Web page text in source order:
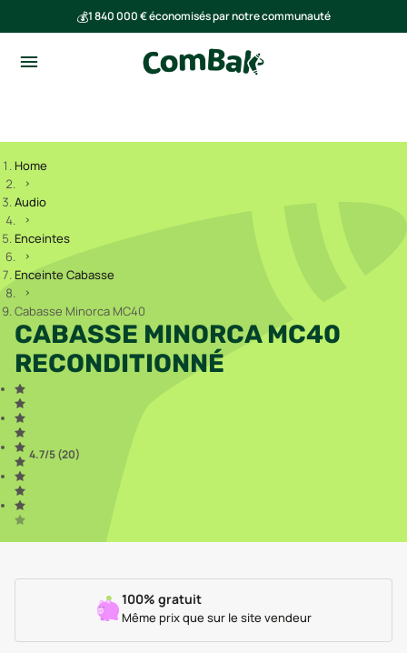
💰1 840 000 € économisés par notre communauté
Home
Audio
Enceintes
Enceinte Cabasse
Cabasse Minorca MC40
CABASSE MINORCA MC40
RECONDITIONNÉ
4.7/5 (20)
100% gratuit
Même prix que sur le site vendeur